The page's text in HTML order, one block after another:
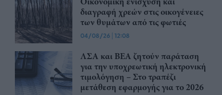
διαγραφή χρεών στις οικογένειες
των θυμάτων από τις φωτιές
04/08/26 | 12:08
ΛΣΑ και ΒΕΑ ζητούν παράταση
για την υποχρεωτική ηλεκτρονική
τιμολόγηση – Στο τραπέζι
μετάθεση εφαρμογής για το 2026